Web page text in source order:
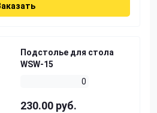
Подстолье для стола
WSW-15
0
230.00 руб.